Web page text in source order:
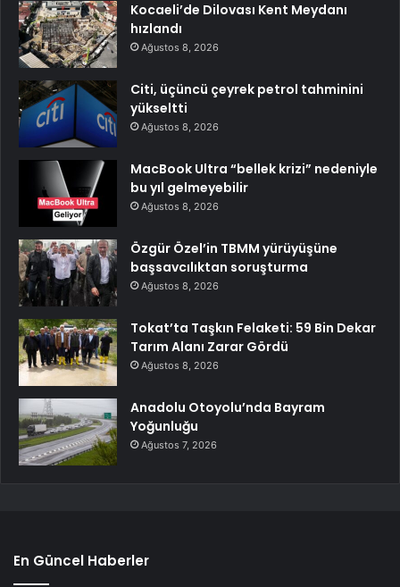
Kocaeli’de Dilovası Kent Meydanı
hızlandı
Ağustos 8, 2026
Citi, üçüncü çeyrek petrol tahminini
yükseltti
Ağustos 8, 2026
MacBook Ultra “bellek krizi” nedeniyle
bu yıl gelmeyebilir
Ağustos 8, 2026
Özgür Özel’in TBMM yürüyüşüne
başsavcılıktan soruşturma
Ağustos 8, 2026
Tokat’ta Taşkın Felaketi: 59 Bin Dekar
Tarım Alanı Zarar Gördü
Ağustos 8, 2026
Anadolu Otoyolu’nda Bayram
Yoğunluğu
Ağustos 7, 2026
En Güncel Haberler